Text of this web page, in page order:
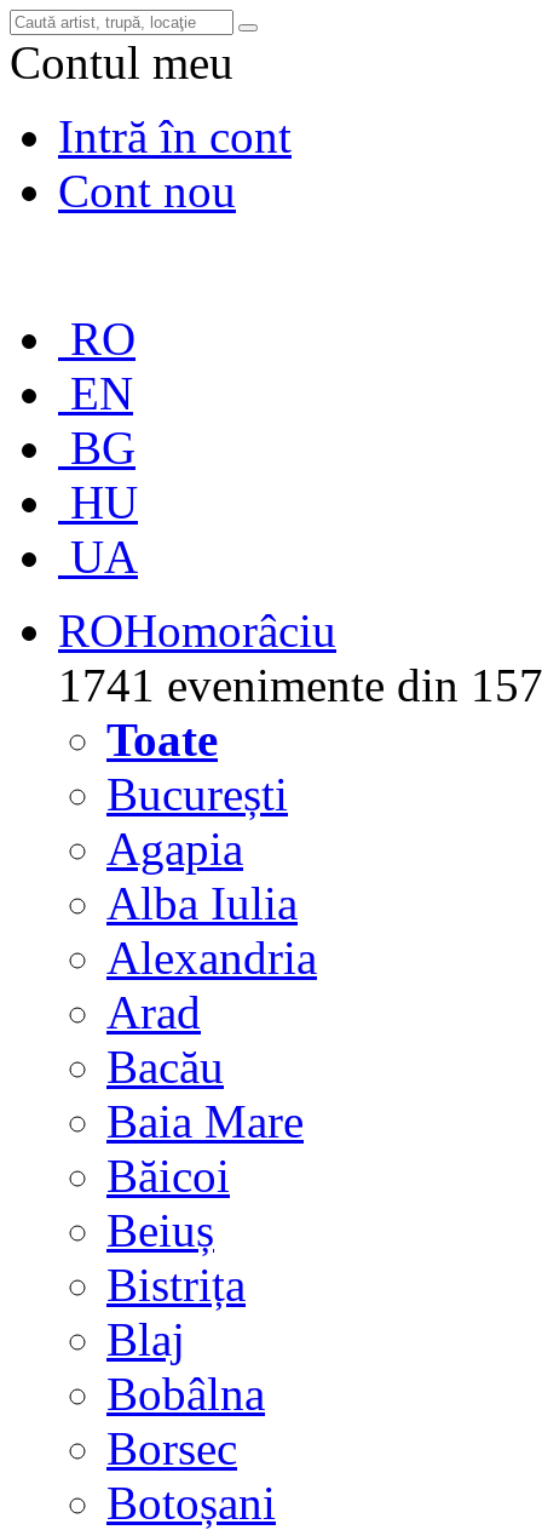
Contul meu
Intră în cont
Cont nou
RO
EN
BG
HU
UA
ROHomorâciu
1741 evenimente din
Toate
București
Agapia
Alba Iulia
Alexandria
Arad
Bacău
Baia Mare
Băicoi
Beiuș
Bistrița
Blaj
Bobâlna
Borsec
Botoșani